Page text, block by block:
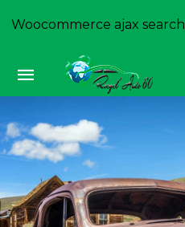
Woocommerce ajax search